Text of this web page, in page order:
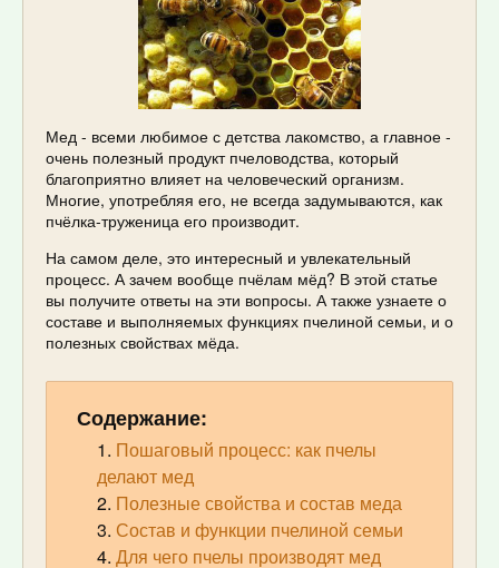
Мед - всеми любимое с детства лакомство, а главное -
очень полезный продукт пчеловодства, который
благоприятно влияет на человеческий организм.
Многие, употребляя его, не всегда задумываются, как
пчёлка-труженица его производит.
На самом деле, это интересный и увлекательный
процесс. А зачем вообще пчёлам мёд? В этой статье
вы получите ответы на эти вопросы. А также узнаете о
составе и выполняемых функциях пчелиной семьи, и о
полезных свойствах мёда.
Содержание:
Пошаговый процесс: как пчелы
делают мед
Полезные свойства и состав меда
Состав и функции пчелиной семьи
Для чего пчелы производят мед